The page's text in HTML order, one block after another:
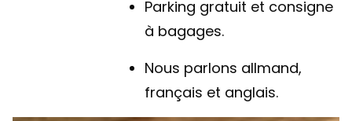
Parking gratuit et consigne
à bagages.
Nous parlons allmand,
français et anglais.